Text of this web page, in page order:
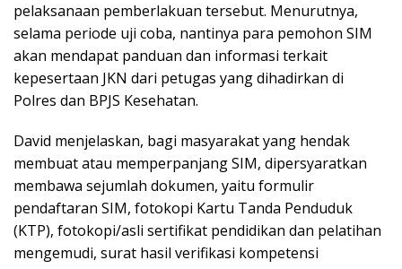
pelaksanaan pemberlakuan tersebut. Menurutnya,
selama periode uji coba, nantinya para pemohon SIM
akan mendapat panduan dan informasi terkait
kepesertaan JKN dari petugas yang dihadirkan di
Polres dan BPJS Kesehatan.
David menjelaskan, bagi masyarakat yang hendak
membuat atau memperpanjang SIM, dipersyaratkan
membawa sejumlah dokumen, yaitu formulir
pendaftaran SIM, fotokopi Kartu Tanda Penduduk
(KTP), fotokopi/asli sertifikat pendidikan dan pelatihan
mengemudi, surat hasil verifikasi kompetensi